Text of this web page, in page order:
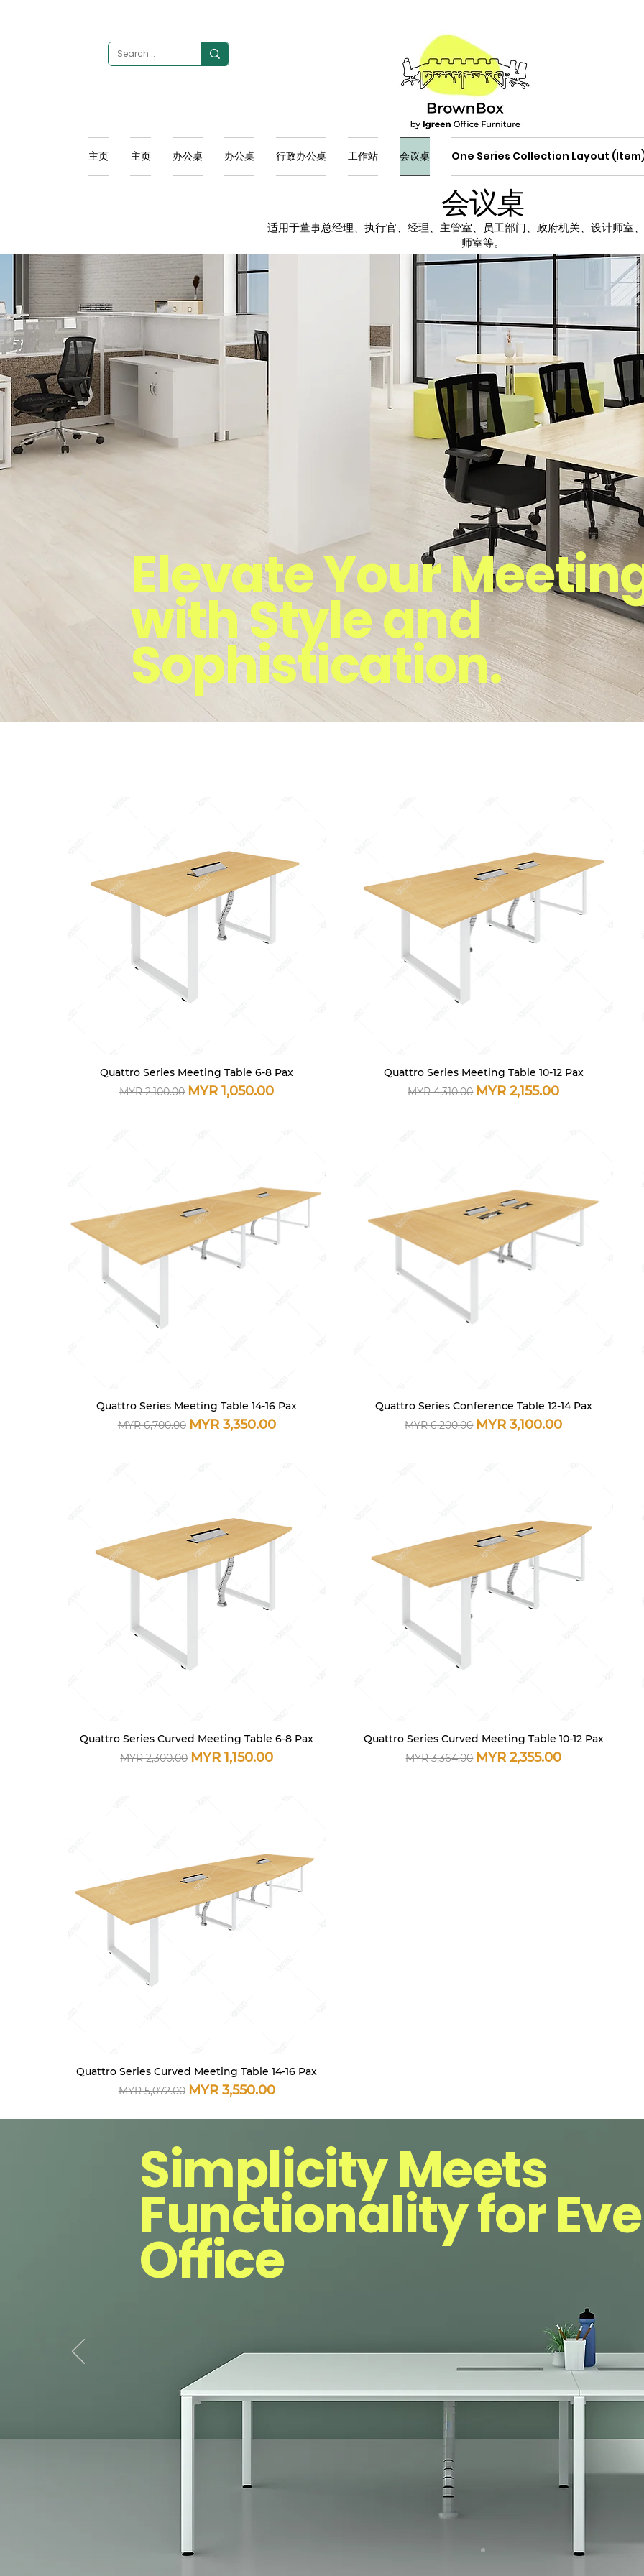
主页 主页 办公桌 办公桌 行政办公桌 工作站 会议桌 One Series Collection Layout
会议桌
适用于董事总经理、执行官、经理、主管室、员工部门、政府机关、设计师室
师室等。
Elevate Your
with Style and
Sophistication.
快速瀏覽
Quattro Series Meeting Table 6-8 Pax
一般價格
MYR 2,100.00 促銷價格
MYR 1,050.00
快速瀏覽
Quattro Series Meeting Table 10-12 Pax
一般價格
MYR 4,310.00 促銷價格
MYR 2,155.00
快速瀏覽
Quattro Series Meeting Table 14-16 Pax
一般價格
MYR 6,700.00 促銷價格
MYR 3,350.00
快速瀏覽
Quattro Series Conference Table 12-14 Pax
一般價格
MYR 6,200.00 促銷價格
MYR 3,100.00
快速瀏覽
Quattro Series Curved Meeting Table 6-8 Pax
一般價格
MYR 2,300.00 促銷價格
MYR 1,150.00
快速瀏覽
Quattro Series Curved Meeting Table 10-12 Pax
一般價格
MYR 3,364.00 促銷價格
MYR 2,355.00
快速瀏覽
Quattro Series Curved Meeting Table 14-16 Pax
一般價格
MYR 5,072.00 促銷價格
MYR 3,550.00
Simplicity Meets
Functionality for
Office